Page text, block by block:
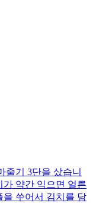
줄기 3단을 샀습니
약간 익으면 얼른
을 쑤어서 김치를 담